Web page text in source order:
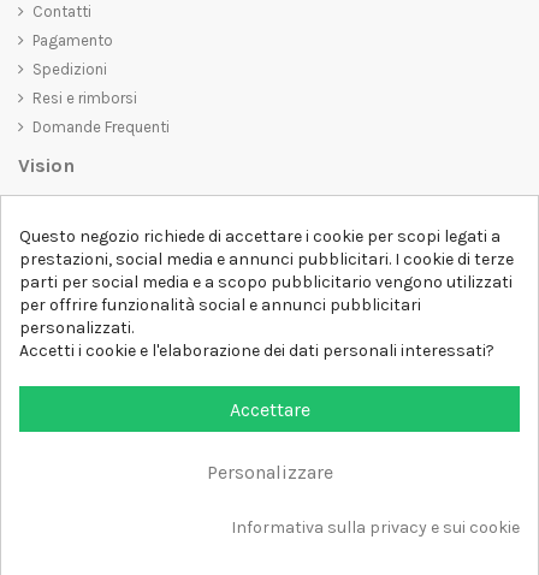
Contatti
Pagamento
Spedizioni
Resi e rimborsi
Domande Frequenti
Vision
belli da vedere, ma che trasmettano anche un messaggio importante.
Che siate alla ricerca di una t-shirt unica e di tendenza, di una felpa
comoda e accogliente o di un accessorio esclusivo,D-SHIRTha
qualcosa per tutti.
Follow us
Questo negozio richiede di accettare i cookie per scopi legati a
prestazioni, social media e annunci pubblicitari. I cookie di terze
parti per social media e a scopo pubblicitario vengono utilizzati
per offrire funzionalità social e annunci pubblicitari
personalizzati.
Accetti i cookie e l'elaborazione dei dati personali interessati?
Accettare
Personalizzare
Informativa sulla privacy e sui cookie